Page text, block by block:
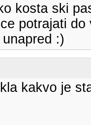
kosta ski
potrajati
:)
kakvo je